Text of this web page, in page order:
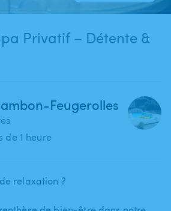
Privatif – Détente &
Feugerolles
de 1 heure
relaxation ?